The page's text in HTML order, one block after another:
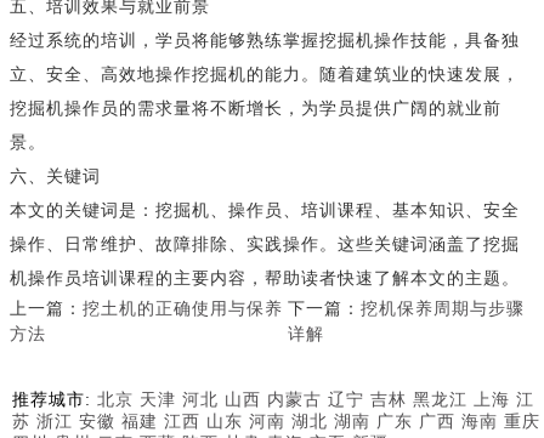
五、培训效果与就业前景
经过系统的培训，学员将能够熟练掌握挖掘机操作技能，具备独
立、安全、高效地操作挖掘机的能力。随着建筑业的快速发展，
挖掘机操作员的需求量将不断增长，为学员提供广阔的就业前
景。
六、关键词
本文的关键词是：挖掘机、操作员、培训课程、基本知识、安全
操作、日常维护、故障排除、实践操作。这些关键词涵盖了挖掘
机操作员培训课程的主要内容，帮助读者快速了解本文的主题。
上一篇： 挖土机的正确使用与保养
方法
下一篇： 挖机保养周期与步骤
详解
推荐城市: 北京 天津 河北 山西 内蒙古 辽宁 吉林 黑龙江 上海 江
苏 浙江 安徽 福建 江西 山东 河南 湖北 湖南 广东 广西 海南 重庆